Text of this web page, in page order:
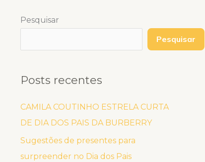
Pesquisar
Pesquisar
Posts recentes
CAMILA COUTINHO ESTRELA CURTA
DE DIA DOS PAIS DA BURBERRY
Sugestões de presentes para
surpreender no Dia dos Pais